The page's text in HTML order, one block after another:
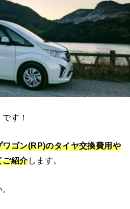
す！
ワゴン(RP)のタイヤ交換費用や
ご紹介します。